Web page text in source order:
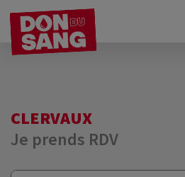
CLERVAUX
Je prends RDV